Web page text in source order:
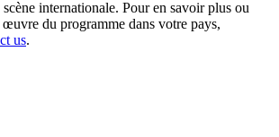
internationale. Pour en savoir plus ou
du programme dans votre pays,
us.